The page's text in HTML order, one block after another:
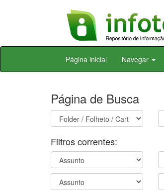
Skip
Página inicial Navegar
Página de Busca
Filtros correntes: